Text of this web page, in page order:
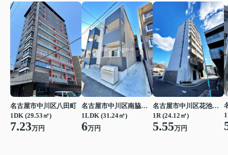
名古屋市中川区八田町
1DK (29.53㎡)
7.23万円
名古屋市中川区南脇町１丁目
1LDK (31.24㎡)
6万円
名古屋市中川区花池町１丁目
1R (24.12㎡)
5.55万円